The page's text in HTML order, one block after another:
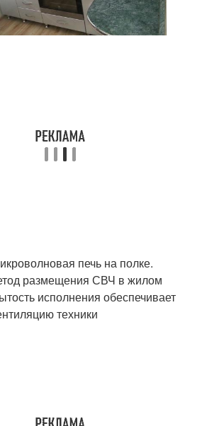
печь на полке.
размещения СВЧ в жилом
исполнения обеспечивает
техники